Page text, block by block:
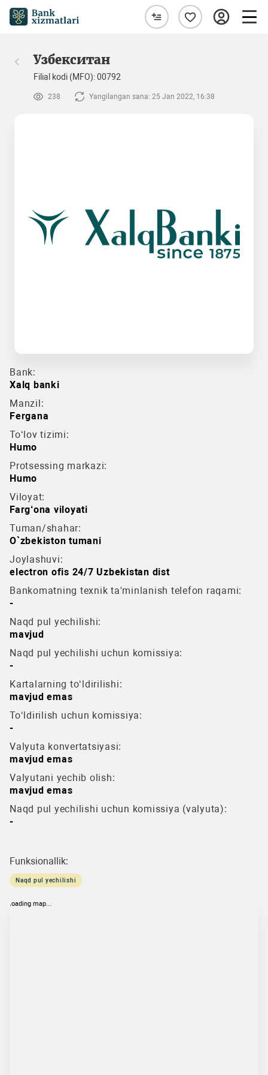
Узбекситан
Filial kodi (MFO): 00792
238 Yangilangan sana: 25 Jan 2022, 16:38
Bank:
Xalq banki
Manzil:
Fergana
To‘lov tizimi:
Humo
Protsessing markazi:
Humo
Viloyat:
Farg‘ona viloyati
Tuman/shahar:
O`zbekiston tumani
Joylashuvi:
electron ofis 24/7 Uzbekistan dist
Bankomatning texnik ta'minlanish telefon raqami:
-
Naqd pul yechilishi:
mavjud
Naqd pul yechilishi uchun komissiya:
-
Kartalarning to‘ldirilishi:
mavjud emas
To‘ldirilish uchun komissiya:
-
Valyuta konvertatsiyasi:
mavjud emas
Valyutani yechib olish:
mavjud emas
Naqd pul yechilishi uchun komissiya (valyuta):
-
Funksionallik:
Naqd pul yechilishi
loading map...